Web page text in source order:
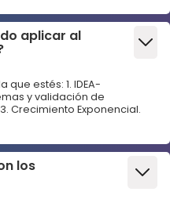
aplicar al
estés: 1. IDEA-
y validación de
Crecimiento Exponencial.
los